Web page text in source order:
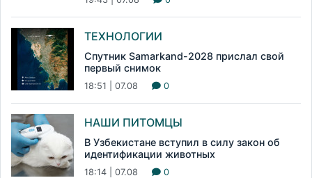
ТЕХНОЛОГИИ
Спутник Samarkand-2028 прислал свой
первый снимок
18:51 | 07.08 0
НАШИ ПИТОМЦЫ
В Узбекистане вступил в силу закон об
идентификации животных
18:14 | 07.08 0